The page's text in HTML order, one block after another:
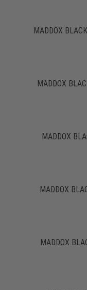
MADDOX
MADDOX
MADDOX
MADDOX
MADDOX